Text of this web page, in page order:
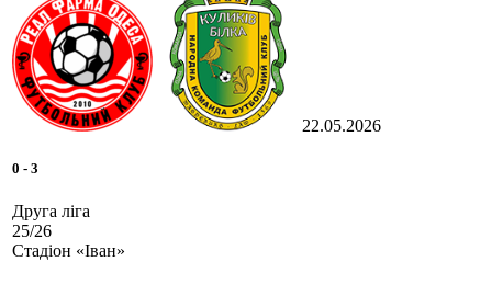
22.05.2026
0 - 3
Друга ліга
25/26
Стадіон «Іван»